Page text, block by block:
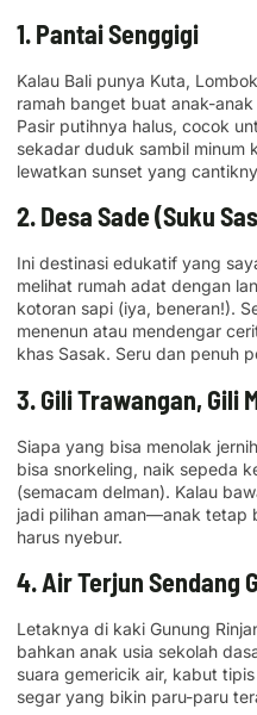
1. Pantai Senggigi
Kalau Bali punya Kuta,
ramah banget buat anak-
Pasir putihnya halus, cocok
sekadar duduk sambil minum
lewatkan sunset yang
2. Desa Sade (Suku
Ini destinasi edukatif yang
melihat rumah adat dengan
kotoran sapi (iya, beneran!).
menenun atau mendengar
khas Sasak. Seru dan penuh
3. Gili Trawangan, Gili
Siapa yang bisa menolak
bisa snorkeling, naik sepeda
(semacam delman). Kalau
jadi pilihan aman—anak tetap
harus nyebur.
4. Air Terjun Sendang
Letaknya di kaki Gunung
bahkan anak usia sekolah
suara gemericik air, kabut
segar yang bikin paru-paru